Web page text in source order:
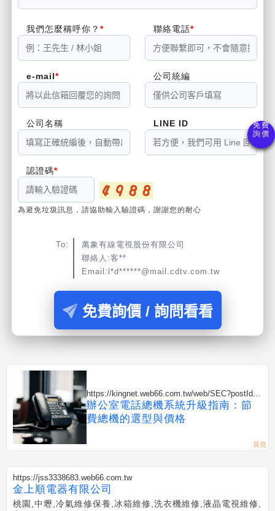
我們怎麼稱呼你？ 聯絡電話
e-mail 公司統編
公司名稱 LINE ID
認證碼
為避免垃圾訊息，請協助輸入驗證碼，謝謝您的耐心
To:
萬象有線電視股份有限公司
聯絡人:客**
Email:l*d******@mail.cdtv.com.tw
免費詢價 / 詢問看看
https://kingnet.web66.com.tw/web/SEC?postId=1
352308
辦公室電話總機系統升級指南：節
費總機的選型與價格
https://jss3338683.web66.com.tw
金上順電器有限公司
桃園,中壢,冷氣維修保養,冰箱維修,洗衣機維修,液晶電視維修,